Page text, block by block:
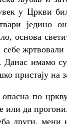
у Цркви
једино
основа
Данас имамо
пристају на
по
да
други,